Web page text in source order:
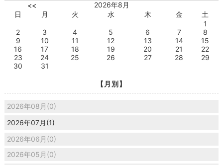
<<
2026年8月
日
月 火 水 木 金
土
1
2
3 4 5 6 7
8
9
10 11 12 13 14
15
16
17 18 19 20 21
22
23
24 25 26 27 28
29
30
31
【月別】
2026年08月(0)
2026年07月(1)
2026年06月(0)
2026年05月(0)